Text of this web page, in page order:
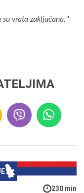
su vrata zaključana."
230 min